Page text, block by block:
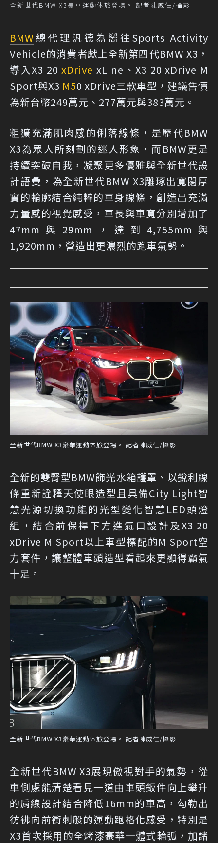
全新世代BMW X3豪華運動休旅登場。 記者陳威任/攝影
BMW 總代理汎德為嚮往Sports Activity
Vehicle的消費者獻上全新第四代BMW X3，
導入X3 20xDrive xLine、X3 20 xDrive M
Sport與X3 M50 xDrive三款車型，建議售價
為新台幣249萬元、277萬元與383萬元。
粗獷充滿肌肉感的俐落線條，是歷代BMW
X3為眾人所刻劃的迷人形象，而BMW更是
持續突破自我，凝聚更多優雅與全新世代設
計語彙，為全新世代BMW X3雕琢出寬闊厚
實的輪廓結合純粹的車身線條，創造出充滿
力量感的視覺感受，車長與車寬分別增加了
47mm與29mm，達到4,755mm與
1,920mm，營造出更濃烈的跑車氣勢。
全新世代BMW X3豪華運動休旅登場。 記者陳威任/攝影
全新的雙腎型BMW飾光水箱護罩、以銳利線
條重新詮釋天使眼造型且具備City Light智
慧光源切換功能的光型變化智慧LED頭燈
組，結合前保桿下方進氣口設計及X3 20
xDrive M Sport以上車型標配的M Sport空
力套件，讓整體車頭造型看起來更顯得霸氣
十足。
全新世代BMW X3豪華運動休旅登場。 記者陳威任/攝影
全新世代BMW X3展現傲視對手的氣勢，從
車側處能清楚看見一道由車頭鈑件向上攀升
的肩線設計結合降低16mm的車高，勾勒出
彷彿向前衝刺般的運動跑格化感受，特別是
X3首次採用的全烤漆豪華一體式輪弧，加諸